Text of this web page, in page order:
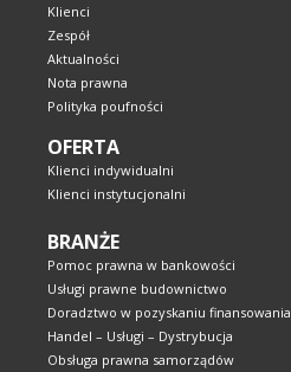
Klienci
Zespół
Aktualności
Nota prawna
Polityka poufności
OFERTA
Klienci indywidualni
Klienci instytucjonalni
BRANŻE
Pomoc prawna w bankowości
Usługi prawne budownictwo
Doradztwo w pozyskaniu finansowania
Handel – Usługi – Dystrybucja
Obsługa prawna samorządów